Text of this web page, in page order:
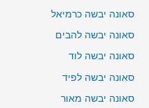
סאונה יבשה כרמיאל
סאונה יבשה להבים
סאונה יבשה לוד
סאונה יבשה לפיד
סאונה יבשה מאור